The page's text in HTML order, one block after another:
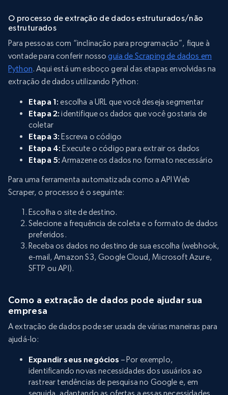
O processo de extração de dados estruturados/não
estruturados
Para pessoas com “inclinação para programação”, fique à
vontade para conferir nossoguia de Scraping de dados em
Python. Aqui está um esboço geral das etapas envolvidas na
extração de dados utilizando Python:
Etapa 1: escolha a URL que você deseja segmentar
Etapa 2: identifique os dados que você gostaria de
coletar
Etapa 3: Escreva o código
Etapa 4: Execute o código para extrair os dados
Etapa 5: Armazene os dados no formato necessário
Para uma ferramenta automatizada como a API Web
Scraper, o processo é o seguinte:
Escolha o site de destino.
Selecione a frequência de coleta e o formato de dados
preferidos.
Receba os dados no destino de sua escolha (webhook,
e-mail, Amazon S3, Google Cloud, Microsoft Azure,
SFTP ou API).
Como a extração de dados pode ajudar sua
empresa
A extração de dados pode ser usada de várias maneiras para
ajudá-lo:
Expandir seus negócios – Por exemplo,
identificando novas necessidades dos usuários ao
rastrear tendências de pesquisa no Google e, em